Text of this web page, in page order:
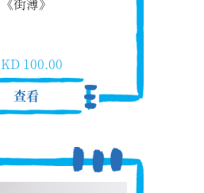
《街簿》
100.00
查看